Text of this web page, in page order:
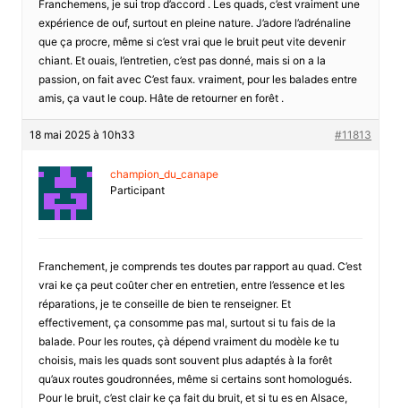
Franchemens, je sui trop d’accord . Les quads, c’est vraiment une
expérience de ouf, surtout en pleine nature. J’adore l’adrénaline
que ça procre, même si c’est vrai que le bruit peut vite devenir
chiant. Et ouais, l’entretien, c’est pas donné, mais si on a la
passion, on fait avec C’est faux. vraiment, pour les balades entre
amis, ça vaut le coup. Hâte de retourner en forêt .
18 mai 2025 à 10h33 #11813
champion_du_canape
Participant
Franchement, je comprends tes doutes par rapport au quad. C’est
vrai ke ça peut coûter cher en entretien, entre l’essence et les
réparations, je te conseille de bien te renseigner. Et
effectivement, ça consomme pas mal, surtout si tu fais de la
balade. Pour les routes, çà dépend vraiment du modèle ke tu
choisis, mais les quads sont souvent plus adaptés à la forêt
qu’aux routes goudronnées, même si certains sont homologués.
Pour le bruit, c’est clair ke ça fait du bruit, et si tu es en Alsace,